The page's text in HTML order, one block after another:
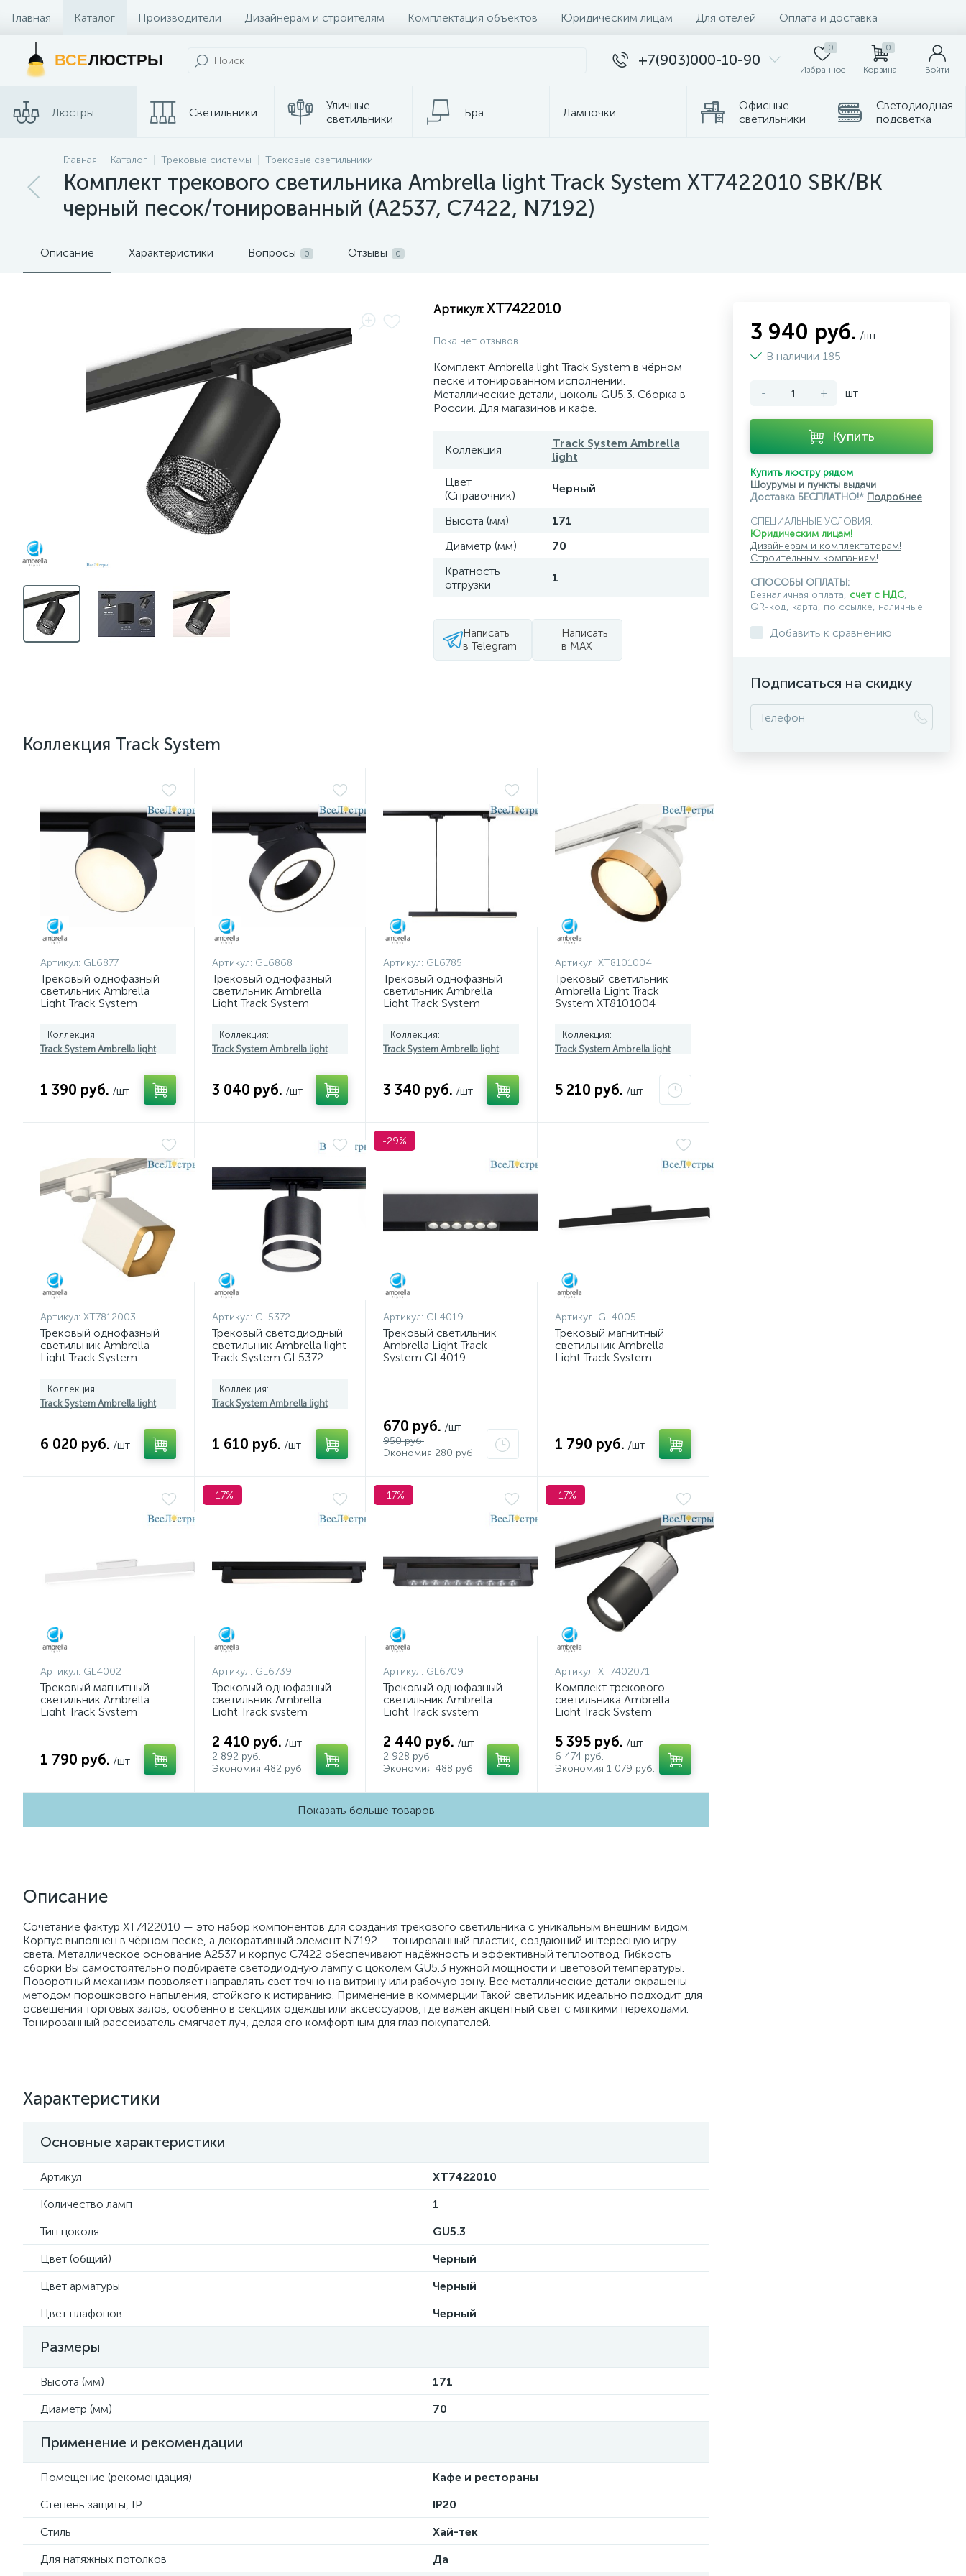
Главная Каталог Производители Дизайнерам и строителям Комплектация объектов Юридическим лицам Для отелей Оплата и доставка
Контакты и Магазины
ВСЕЛЮСТРЫ +7(903)000-10-90
0
Избранное
0
Корзина Войти
Люстры Светильники
Уличные
светильники
Бра Лампочки
Офисные
светильники
Светодиодная
подсветка
Споты Трековые системы
Главная Каталог Трековые системы Трековые светильники
Комплект трекового светильника Ambrella light Track System XT7422010 SBK/BK
черный песок/тонированный (A2537, C7422, N7192)
Описание Характеристики Вопросы 0 Отзывы 0
Артикул: XT7422010
Пока нет отзывов
Комплект Ambrella light Track System в чёрном
песке и тонированном исполнении.
Металлические детали, цоколь GU5.3. Сборка в
России. Для магазинов и кафе.
Коллекция
Track System Ambrella
light
Цвет
(Справочник)
Черный
Высота (мм)
171
Диаметр (мм)
70
Кратность
отгрузки
1
Написать
в Telegram
Написать
в MAX
Коллекция Track System
Артикул: GL6877
Трековый однофазный
светильник Ambrella
Light Track System
Коллекция:
Track System Ambrella light
1 390 руб. /шт
Артикул: GL6868
Трековый однофазный
светильник Ambrella
Light Track System
Коллекция:
Track System Ambrella light
3 040 руб. /шт
Артикул: GL6785
Трековый однофазный
светильник Ambrella
Light Track System
Коллекция:
Track System Ambrella light
3 340 руб. /шт
Артикул: XT8101004
Трековый светильник
Ambrella Light Track
System XT8101004
N8124)
Коллекция:
Track System Ambrella light
5 210 руб. /шт
Артикул: XT7812003
Трековый однофазный
светильник Ambrella
Light Track System
C7812, N7704)
Коллекция:
Track System Ambrella light
6 020 руб. /шт
Артикул: GL5372
Трековый светодиодный
светильник Ambrella light
Track System GL5372
Коллекция:
Track System Ambrella light
1 610 руб. /шт
-29%
Артикул: GL4019
Трековый светильник
Ambrella Light Track
System GL4019
670 руб. /шт
950 руб.
Экономия 280 руб.
Артикул: GL4005
Трековый магнитный
светильник Ambrella
Light Track System
1 790 руб. /шт
Артикул: GL4002
Трековый магнитный
светильник Ambrella
Light Track System
1 790 руб. /шт
-17%
Артикул: GL6739
Трековый однофазный
светильник Ambrella
Light Track system
2 410 руб. /шт
2 892 руб.
Экономия 482 руб.
-17%
Артикул: GL6709
Трековый однофазный
светильник Ambrella
Light Track system
2 440 руб. /шт
2 928 руб.
Экономия 488 руб.
-17%
Артикул: XT7402071
Комплект трекового
светильника Ambrella
Light Track System
A2071, C7402, N7021)
5 395 руб. /шт
6 474 руб.
Экономия 1 079 руб.
Показать больше товаров
Описание
Сочетание фактур XT7422010 — это набор компонентов для создания трекового светильника с уникальным внешним видом.
Корпус выполнен в чёрном песке, а декоративный элемент N7192 — тонированный пластик, создающий интересную игру
света. Металлическое основание A2537 и корпус C7422 обеспечивают надёжность и эффективный теплоотвод. Гибкость
сборки Вы самостоятельно подбираете светодиодную лампу с цоколем GU5.3 нужной мощности и цветовой температуры.
Поворотный механизм позволяет направлять свет точно на витрину или рабочую зону. Все металлические детали окрашены
методом порошкового напыления, стойкого к истиранию. Применение в коммерции Такой светильник идеально подходит для
освещения торговых залов, особенно в секциях одежды или аксессуаров, где важен акцентный свет с мягкими переходами.
Тонированный рассеиватель смягчает луч, делая его комфортным для глаз покупателей.
Характеристики
Основные характеристики
Артикул
XT7422010
Количество ламп
1
Тип цоколя
GU5.3
Цвет (общий)
Черный
Цвет арматуры
Черный
Цвет плафонов
Черный
Размеры
Высота (мм)
171
Диаметр (мм)
70
Применение и рекомендации
Помещение (рекомендация)
Кафе и рестораны
Степень защиты, IP
IP20
Стиль
Хай-тек
Для натяжных потолков
Да
3 940 руб. /шт
В наличии 185
- + шт
Купить
Купить люстру рядом
Шоурумы и пункты выдачи
Доставка БЕСПЛАТНО!* Подробнее
СПЕЦИАЛЬНЫЕ УСЛОВИЯ:
Юридическим лицам!
Дизайнерам и комплектаторам!
Строительным компаниям!
СПОСОБЫ ОПЛАТЫ:
Безналичная оплата, счет с НДС,
QR-код, карта, по ссылке, наличные
Добавить к сравнению
Подписаться на скидку